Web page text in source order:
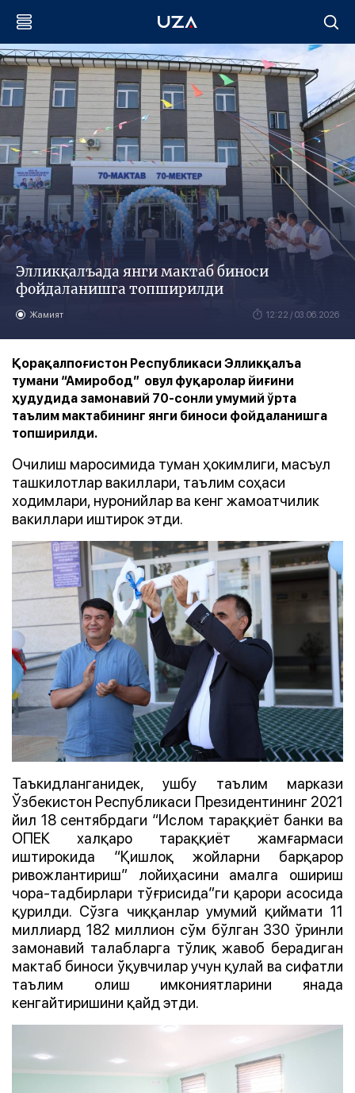
Элликқалъада янги мактаб биноси
фойдаланишга топширилди
Жамият 12:22 / 03.06.2026
Қорақалпоғистон Республикаси Элликқалъа
тумани “Амиробод” овул фуқаролар йиғини
ҳудудида замонавий 70-сонли умумий ўрта
таълим мактабининг янги биноси фойдаланишга
топширилди.
Очилиш маросимида туман ҳокимлиги, масъул
ташкилотлар вакиллари, таълим соҳаси
ходимлари, нуронийлар ва кенг жамоатчилик
вакиллари иштирок этди.
Таъкидланганидек, ушбу таълим маркази
Ўзбекистон Республикаси Президентининг 2021
йил 18 сентябрдаги “Ислом тараққиёт банки ва
ОПЕК халқаро тараққиёт жамғармаси
иштирокида “Қишлоқ жойларни барқарор
ривожлантириш” лойиҳасини амалга ошириш
чора-тадбирлари тўғрисида”ги қарори асосида
қурилди. Сўзга чиққанлар умумий қиймати 11
миллиард 182 миллион сўм бўлган 330 ўринли
замонавий талабларга тўлиқ жавоб берадиган
мактаб биноси ўқувчилар учун қулай ва сифатли
таълим олиш имкониятларини янада
кенгайтиришини қайд этди.